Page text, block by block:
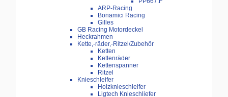
ARP-Racing
Bonamici Racing
Gilles
GB Racing Motordeckel
Heckrahmen
Kette,-räder,-Ritzel/Zubehör
Ketten
Kettenräder
Kettenspanner
Ritzel
Knieschleifer
Holzknieschleifer
Ligtech Knieschliefer